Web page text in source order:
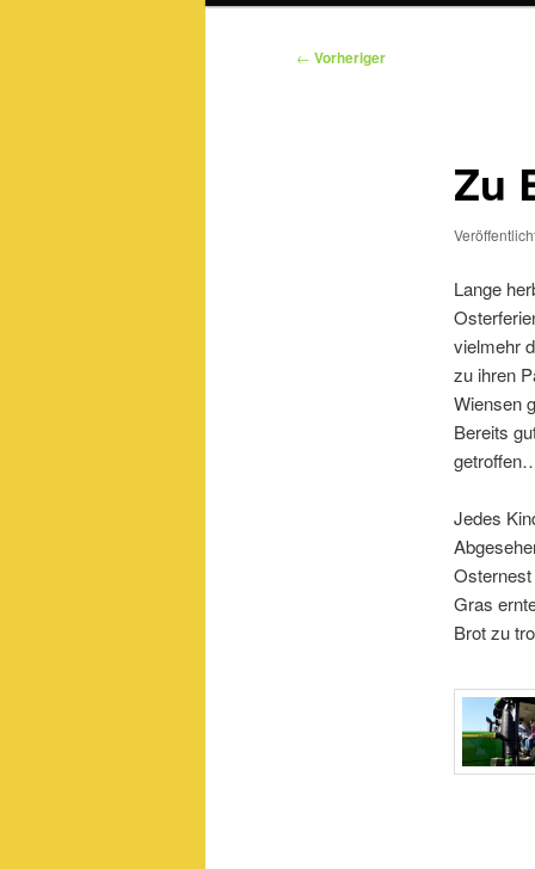
Beitragsnavigation
← Vorheriger
Zu
Lange
vielmehr
zu ihren
Wiensen
Bereits
Jedes
Gras
Brot zu